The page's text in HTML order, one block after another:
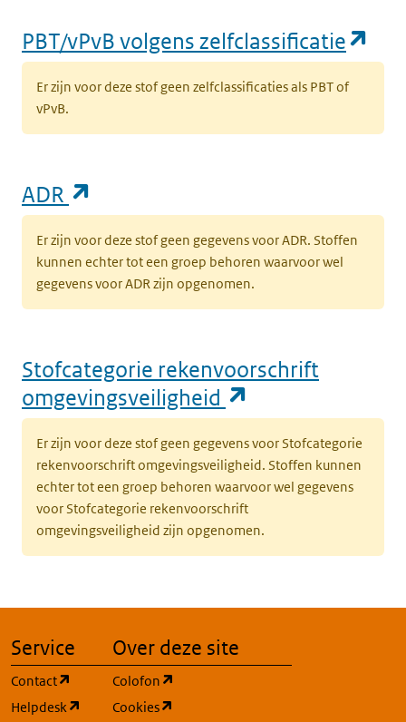
PBT/vPvB volgens zelfclassificatie
Er zijn voor deze stof geen zelfclassificaties als PBT of
vPvB.
ADR
Er zijn voor deze stof geen gegevens voor ADR. Stoffen
kunnen echter tot een groep behoren waarvoor wel
gegevens voor ADR zijn opgenomen.
Stofcategorie rekenvoorschrift
omgevingsveiligheid
Er zijn voor deze stof geen gegevens voor Stofcategorie
rekenvoorschrift omgevingsveiligheid. Stoffen kunnen
echter tot een groep behoren waarvoor wel gegevens
voor Stofcategorie rekenvoorschrift
omgevingsveiligheid zijn opgenomen.
Service
Contact
(opent in een nieuw tabblad)
Helpdesk
(opent in een nieuw tabblad)
Over deze site
Colofon
Cookies